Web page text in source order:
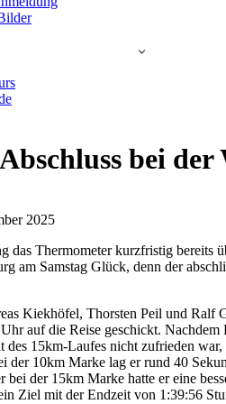
bei
2025
das Thermometer kurzfristig
am Samstag Glück, denn der
Kiekhöfel, Thorsten Peil und Ralf
auf die Reise geschickt.
des 15km-Laufes nicht zufrieden
der 10km Marke lag er rund 40
bei der 15km Marke hatte er eine
Ziel mit der Endzeit von 1:39:56